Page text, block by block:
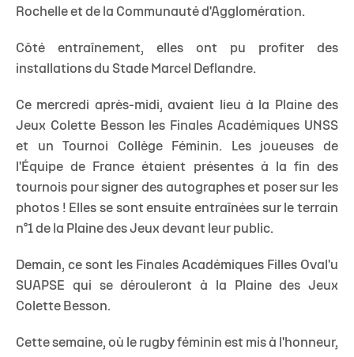
Rochelle et de la Communauté d'Agglomération.
Côté entraînement, elles ont pu profiter des
installations du Stade Marcel Deflandre.
Ce mercredi après-midi, avaient lieu à la Plaine des
Jeux Colette Besson les Finales Académiques UNSS
et un Tournoi Collège Féminin. Les joueuses de
l'Équipe de France étaient présentes à la fin des
tournois pour signer des autographes et poser sur les
photos ! Elles se sont ensuite entraînées sur le terrain
n°1 de la Plaine des Jeux devant leur public.
Demain, ce sont les Finales Académiques Filles Oval'u
SUAPSE qui se dérouleront à la Plaine des Jeux
Colette Besson.
Cette semaine, où le rugby féminin est mis à l'honneur,